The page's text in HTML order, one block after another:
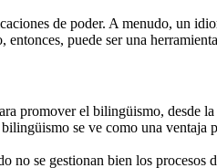
de poder. A menudo, un
puede ser una
promover el bilingüismo, desde
se ve como una
no se gestionan bien los